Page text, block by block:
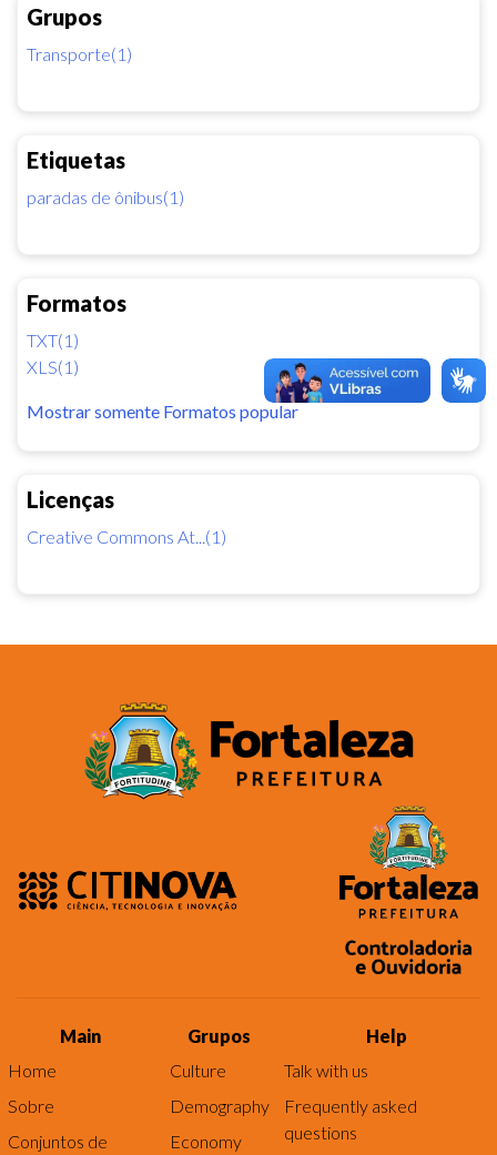
Grupos
Transporte(1)
Etiquetas
paradas de ônibus(1)
Formatos
TXT(1)
XLS(1)
Mostrar somente Formatos popular
Licenças
Creative Commons At...(1)
Main
Home
Sobre
Conjuntos de
Grupos
Culture
Demography
Economy
Help
Talk with us
Frequently asked
questions